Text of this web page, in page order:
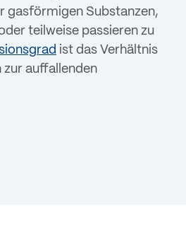
gasförmigen Substanzen,
teilweise passieren zu
ist das Verhältnis
zur auffallenden